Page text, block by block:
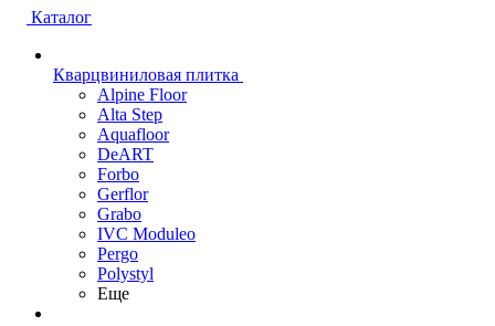
Каталог
Кварцвиниловая плитка
Alpine Floor
Alta Step
Aquafloor
DeART
Forbo
Gerflor
Grabo
IVC Moduleo
Pergo
Polystyl
Еще